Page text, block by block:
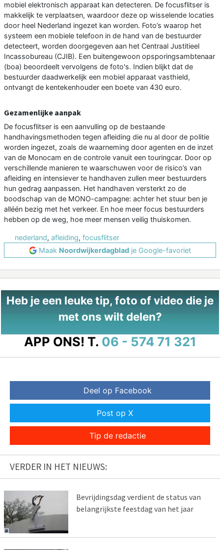
mobiel elektronisch apparaat kan detecteren. De focusflitser is
makkelijk te verplaatsen, waardoor deze op wisselende locaties
door heel Nederland ingezet kan worden. Foto’s waarop het
systeem een mobiele telefoon in de hand van de bestuurder
detecteert, worden doorgegeven aan het Centraal Justitieel
Incassobureau (CJIB). Een buitengewoon opsporingsambtenaar
(boa) beoordeelt vervolgens de foto's. Indien blijkt dat de
bestuurder daadwerkelijk een mobiel apparaat vasthield,
ontvangt de kentekenhouder een boete van 430 euro.
Gezamenlijke aanpak
De focusflitser is een aanvulling op de bestaande
handhavingsmethoden tegen afleiding die nu al door de politie
worden ingezet, zoals de waarneming door agenten en de inzet
van de Monocam en de controle vanuit een touringcar. Door op
verschillende manieren te waarschuwen voor de risico’s van
afleiding en intensiever te handhaven zullen meer bestuurders
hun gedrag aanpassen. Het handhaven versterkt zo de
boodschap van de MONO-campagne: achter het stuur ben je
alléén bezig met het verkeer. En hoe meer focus bestuurders
hebben op de weg, hoe meer mensen veilig thuiskomen.
nederland, afleiding, focusflitser
Maak Noordwijkerdagblad je Google-favoriet
Heb je een leuke tip, foto of video die je
met ons wilt delen?
APP ONS! T. 06 - 574 71 321
Deel op Facebook
Post op X
Tip de redactie
VERDER IN HET NIEUWS:
Bevrijdingsdag verdient de status van
belangrijkste feestdag van het jaar